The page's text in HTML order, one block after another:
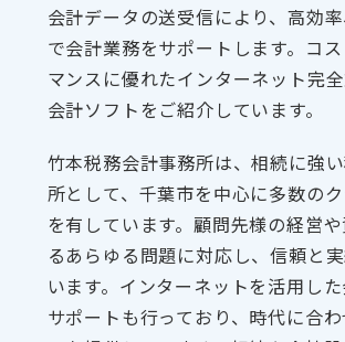
会計データの送受信により、高効
で会計業務をサポートします。コ
マンスに優れたインターネット完
会計ソフトをご紹介しています。
竹本税務会計事務所は、相続に強
所として、千葉市を中心に多数の
を有しています。顧問先様の経営
るあらゆる問題に対応し、信頼と
います。インターネットを活用し
サポートも行っており、時代に合